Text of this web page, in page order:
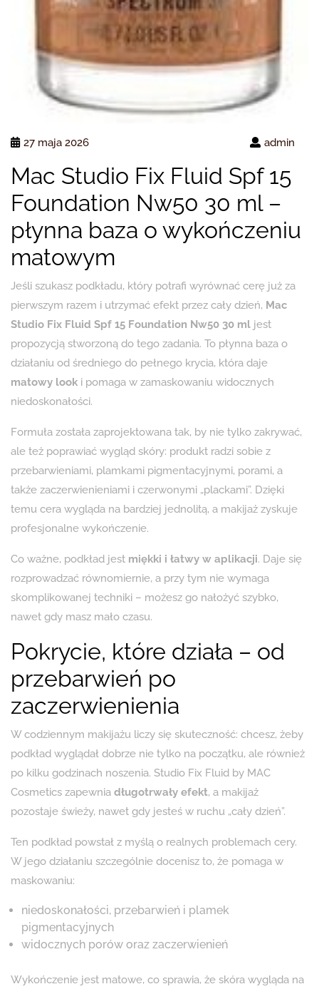
27 maja 2026 admin
Mac Studio Fix Fluid Spf 15
Foundation Nw50 30 ml –
płynna baza o wykończeniu
matowym
Jeśli szukasz podkładu, który potrafi wyrównać cerę już za
pierwszym razem i utrzymać efekt przez cały dzień, Mac
Studio Fix Fluid Spf 15 Foundation Nw50 30 ml jest
propozycją stworzoną do tego zadania. To płynna baza o
działaniu od średniego do pełnego krycia, która daje
matowy look i pomaga w zamaskowaniu widocznych
niedoskonałości.
Formuła została zaprojektowana tak, by nie tylko zakrywać,
ale też poprawiać wygląd skóry: produkt radzi sobie z
przebarwieniami, plamkami pigmentacyjnymi, porami, a
także zaczerwienieniami i czerwonymi „plackami”. Dzięki
temu cera wygląda na bardziej jednolitą, a makijaż zyskuje
profesjonalne wykończenie.
Co ważne, podkład jest miękki i łatwy w aplikacji. Daje się
rozprowadzać równomiernie, a przy tym nie wymaga
skomplikowanej techniki – możesz go nałożyć szybko,
nawet gdy masz mało czasu.
Pokrycie, które działa – od
przebarwień po
zaczerwienienia
W codziennym makijażu liczy się skuteczność: chcesz, żeby
podkład wyglądał dobrze nie tylko na początku, ale również
po kilku godzinach noszenia. Studio Fix Fluid by MAC
Cosmetics zapewnia długotrwały efekt, a makijaż
pozostaje świeży, nawet gdy jesteś w ruchu „cały dzień”.
Ten podkład powstał z myślą o realnych problemach cery.
W jego działaniu szczególnie docenisz to, że pomaga w
maskowaniu:
niedoskonałości, przebarwień i plamek
pigmentacyjnych
widocznych porów oraz zaczerwienień
Wykończenie jest matowe, co sprawia, że skóra wygląda na